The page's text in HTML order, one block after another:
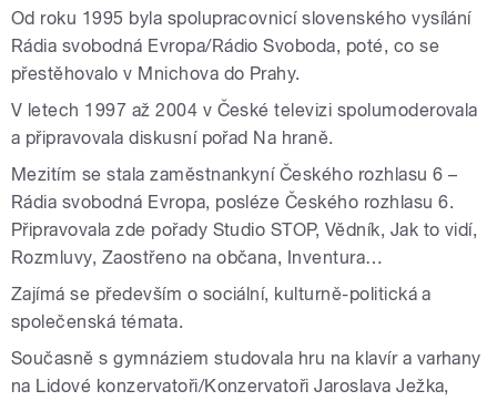
Od roku 1995 byla spolupracovnicí slovenského vysílání
Rádia svobodná Evropa/Rádio Svoboda, poté, co se
přestěhovalo v Mnichova do Prahy.
V letech 1997 až 2004 v České televizi spolumoderovala
a připravovala diskusní pořad Na hraně.
Mezitím se stala zaměstnankyní Českého rozhlasu 6 –
Rádia svobodná Evropa, posléze Českého rozhlasu 6.
Připravovala zde pořady Studio STOP, Vědník, Jak to vidí,
Rozmluvy, Zaostřeno na občana, Inventura…
Zajímá se především o sociální, kulturně-politická a
společenská témata.
Současně s gymnáziem studovala hru na klavír a varhany
na Lidové konzervatoři/Konzervatoři Jaroslava Ježka,